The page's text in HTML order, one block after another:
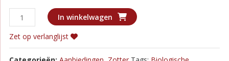
Zotter
Gevuld
-
In winkelwagen
Zet op verlanglijst